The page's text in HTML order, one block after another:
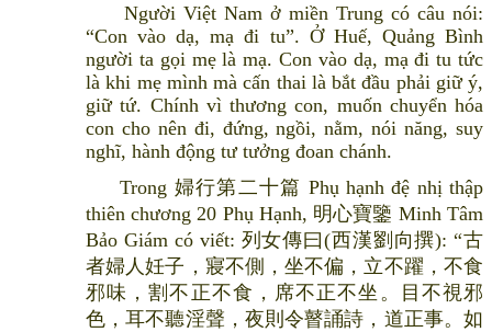
Người Việt Nam ở miền Trung có câu nói:
“Con vào dạ, mạ đi tu”. Ở Huế, Quảng Bình
người ta gọi mẹ là mạ. Con vào dạ, mạ đi tu tức
là khi mẹ mình mà cấn thai là bắt đầu phải giữ ý,
giữ tứ. Chính vì thương con, muốn chuyển hóa
con cho nên đi, đứng, ngồi, nằm, nói năng, suy
nghĩ, hành động tư tưởng đoan chánh.
Trong 婦行第二十篇 Phụ hạnh đệ nhị thập
thiên chương 20 Phụ Hạnh, 明心寶鑒 Minh Tâm
Bảo Giám có viết: 列女傳曰(西漢劉向撰): “古
者婦人妊子，寢不側，坐不偏，立不躍，不食
邪味，割不正不食，席不正不坐。目不視邪
色，耳不聽淫聲，夜則令瞽誦詩，道正事。如